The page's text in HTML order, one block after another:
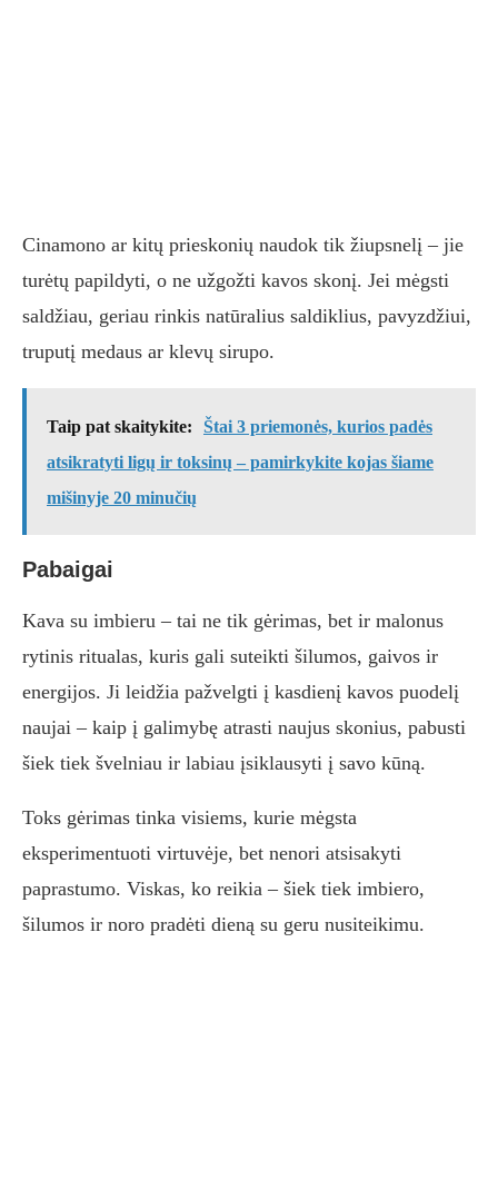
Cinamono ar kitų prieskonių naudok tik žiupsnelį – jie
turėtų papildyti, o ne užgožti kavos skonį. Jei mėgsti
saldžiau, geriau rinkis natūralius saldiklius, pavyzdžiui,
truputį medaus ar klevų sirupo.
Taip pat skaitykite:
Štai 3 priemonės, kurios padės
atsikratyti ligų ir toksinų – pamirkykite kojas šiame
mišinyje 20 minučių
Pabaigai
Kava su imbieru – tai ne tik gėrimas, bet ir malonus
rytinis ritualas, kuris gali suteikti šilumos, gaivos ir
energijos. Ji leidžia pažvelgti į kasdienį kavos puodelį
naujai – kaip į galimybę atrasti naujus skonius, pabusti
šiek tiek švelniau ir labiau įsiklausyti į savo kūną.
Toks gėrimas tinka visiems, kurie mėgsta
eksperimentuoti virtuvėje, bet nenori atsisakyti
paprastumo. Viskas, ko reikia – šiek tiek imbiero,
šilumos ir noro pradėti dieną su geru nusiteikimu.